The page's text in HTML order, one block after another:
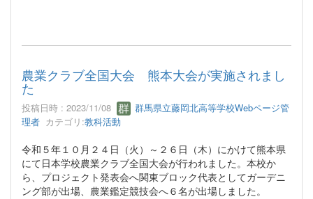
農業クラブ全国大会 熊本大会が実施されまし
た
投稿日時 : 2023/11/08
群馬県立藤岡北高等学校Webページ管
理者 カテゴリ:教科活動
令和５年１０月２４日（火）～２６日（木）にかけて熊本県
にて日本学校農業クラブ全国大会が行われました。本校か
ら、プロジェクト発表会へ関東ブロック代表としてガーデニ
ング部が出場、農業鑑定競技会へ６名が出場しました。